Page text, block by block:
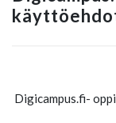
Digicampus.fi-